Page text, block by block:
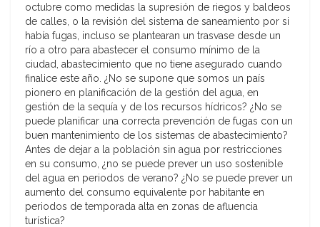
octubre como medidas la supresión de riegos y baldeos
de calles, o la revisión del sistema de saneamiento por si
había fugas, incluso se plantearan un trasvase desde un
río a otro para abastecer el consumo mínimo de la
ciudad, abastecimiento que no tiene asegurado cuando
finalice este año. ¿No se supone que somos un país
pionero en planificación de la gestión del agua, en
gestión de la sequía y de los recursos hídricos? ¿No se
puede planificar una correcta prevención de fugas con un
buen mantenimiento de los sistemas de abastecimiento?
Antes de dejar a la población sin agua por restricciones
en su consumo, ¿no se puede prever un uso sostenible
del agua en periodos de verano? ¿No se puede prever un
aumento del consumo equivalente por habitante en
periodos de temporada alta en zonas de afluencia
turística?